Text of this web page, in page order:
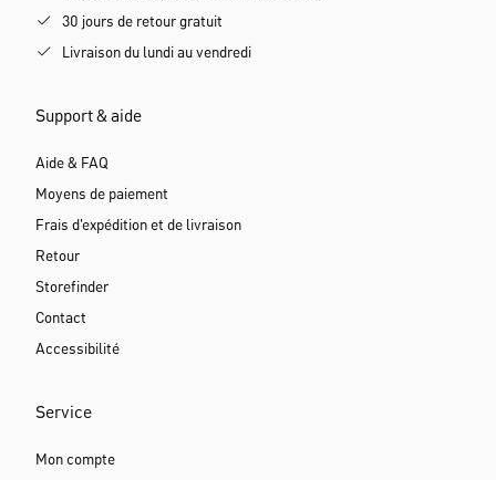
30 jours de retour gratuit
Livraison du lundi au vendredi
Support & aide
Aide & FAQ
Moyens de paiement
Frais d'expédition et de livraison
Retour
Storefinder
Contact
Accessibilité
Service
Mon compte